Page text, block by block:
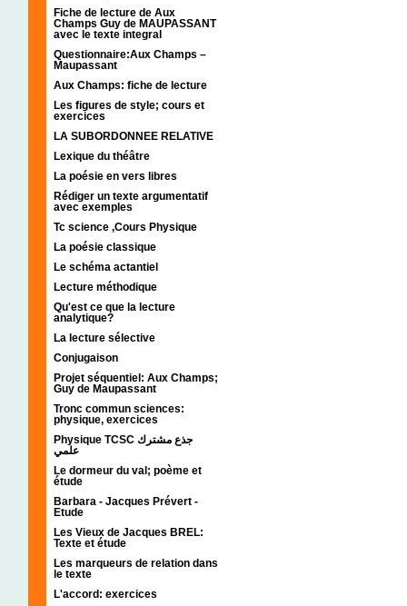
Fiche de lecture de Aux
Champs Guy de MAUPASSANT
avec le texte integral
Questionnaire:Aux Champs –
Maupassant
Aux Champs: fiche de lecture
Les figures de style; cours et
exercices
LA SUBORDONNEE RELATIVE
Lexique du théâtre
La poésie en vers libres
Rédiger un texte argumentatif
avec exemples
Tc science ,Cours Physique
La poésie classique
Le schéma actantiel
Lecture méthodique
Qu'est ce que la lecture
analytique?
La lecture sélective
Conjugaison
Projet séquentiel: Aux Champs;
Guy de Maupassant
Tronc commun sciences:
physique, exercices
Physique TCSC جذع مشترك
علمي
Le dormeur du val; poème et
étude
Barbara - Jacques Prévert -
Etude
Les Vieux de Jacques BREL:
Texte et étude
Les marqueurs de relation dans
le texte
L'accord: exercices